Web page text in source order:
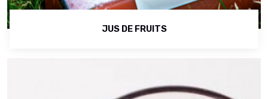
JUS DE FRUITS